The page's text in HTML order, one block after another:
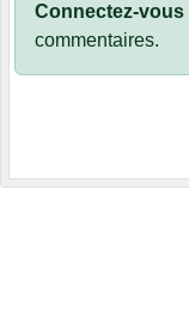
Connectez-vous
commentaires.